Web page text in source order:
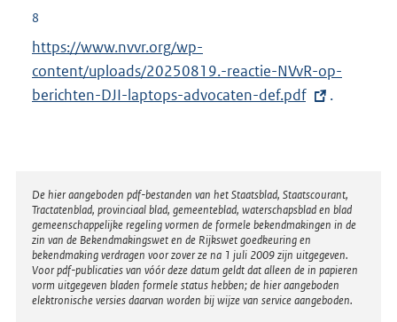
e
n
e
l
:
8
E
x
t
e
l
i
n
k
:
https://www.nvvr.org/wp-
content/uploads/20250819.-reactie-NVvR-op-
berichten-DJI-laptops-advocaten-def.pdf
.
Disclaimer
De hier aangeboden pdf-bestanden van het Staatsblad, Staatscourant,
Tractatenblad, provinciaal blad, gemeenteblad, waterschapsblad en blad
gemeenschappelijke regeling vormen de formele bekendmakingen in de
zin van de Bekendmakingswet en de Rijkswet goedkeuring en
bekendmaking verdragen voor zover ze na 1 juli 2009 zijn uitgegeven.
Voor pdf-publicaties van vóór deze datum geldt dat alleen de in papieren
vorm uitgegeven bladen formele status hebben; de hier aangeboden
elektronische versies daarvan worden bij wijze van service aangeboden.